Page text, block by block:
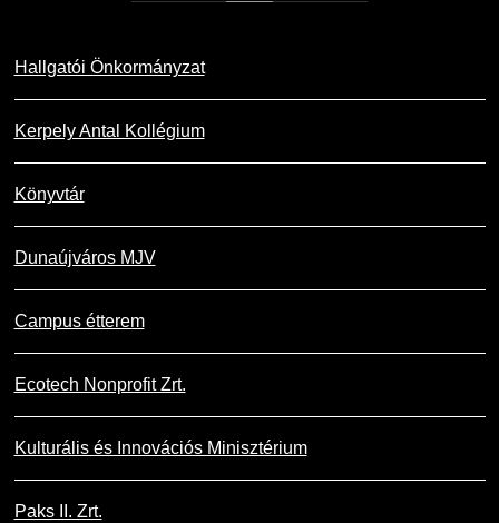
Hallgatói Önkormányzat
Kerpely Antal Kollégium
Könyvtár
Dunaújváros MJV
Campus étterem
Ecotech Nonprofit Zrt.
Kulturális és Innovációs Minisztérium
Paks II. Zrt.